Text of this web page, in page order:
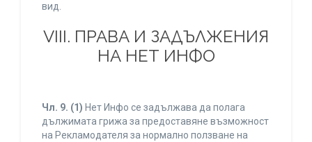
вид.
VIII. ПРАВА И ЗАДЪЛЖЕНИЯ
НА НЕТ ИНФО
Чл. 9. (1) Нет Инфо се задължава да полага
дължимата грижа за предоставяне възможност
на Рекламодателя за нормално ползване на